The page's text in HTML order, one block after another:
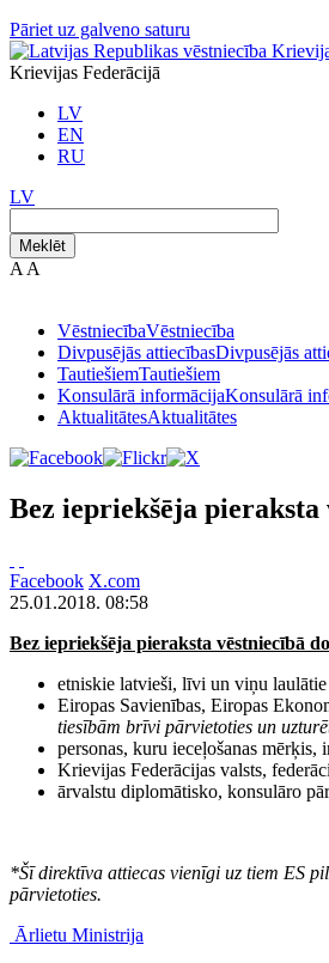
Pāriet uz galveno saturu
Krievijas Federācijā
LV
EN
RU
LV
Meklēt
A A
VēstniecībaVēstniecība
Divpusējās attiecībasDivpusējās
TautiešiemTautiešiem
Konsulārā informācijaKonsulārā
AktualitātesAktualitātes
Bez iepriekšēja pieraksta
Facebook X.com
25.01.2018. 08:58
Bez iepriekšēja pieraksta vēstniecībā
etniskie latvieši, līvi un viņu
Eiropas Savienības, Eiropas
tiesībām brīvi pārvietoties un
personas, kuru ieceļošanas
Krievijas Federācijas valsts,
ārvalstu diplomātisko, konsulāro
*Šī direktīva attiecas vienīgi uz tiem ES
pārvietoties.
Ārlietu Ministrija